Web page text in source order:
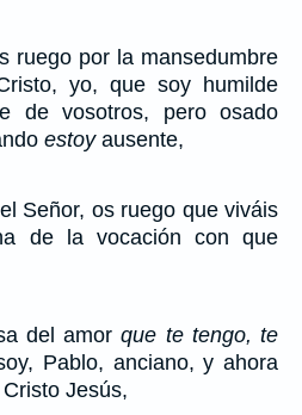
ruego por la mansedumbre
yo, que soy humilde
de vosotros, pero osado
estoyausente,
Señor, os ruego que viváis
de la vocación con que
del amorque te tengo, te
Pablo, anciano, y ahora
Jesús,